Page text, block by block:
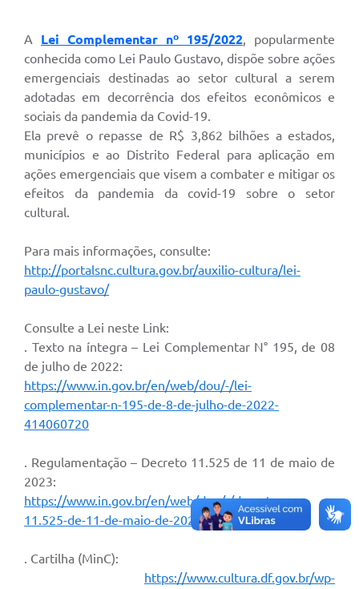
PLANO DIRETOR DO MUNICÍPIO DE GARÇA
SEBRAE Aqui
Inscrição para o Conselho Municipal dos Usuários dos
Serviços Públicos - COMUSP
Chamamento Público 2026
Memorial Santa Saustina
Súmulas Administrativas
CENTRAL DE ATENDIMENTO
Pré-Cadastro de Vacinação Antirrábica
Cultura
PGRS Digital
Consulta Pública Eletrônica Lei de Diretrizes Orçamentárias -
LDO - 2025
Credenciamento Feirantes
Concursos
Notícias
Nota Fiscal Eletrônica
Defesa Civil
A Lei Complementar nº 195/2022, popularmente
conhecida como Lei Paulo Gustavo, dispõe sobre ações
emergenciais destinadas ao setor cultural a serem
adotadas em decorrência dos efeitos econômicos e
sociais da pandemia da Covid-19.
Ela prevê o repasse de R$ 3,862 bilhões a estados,
municípios e ao Distrito Federal para aplicação em
ações emergenciais que visem a combater e mitigar os
efeitos da pandemia da covid-19 sobre o setor
cultural.
Para mais informações, consulte:
http://portalsnc.cultura.gov.br/auxilio-cultura/lei-
paulo-gustavo/
Consulte a Lei neste Link:
. Texto na íntegra – Lei Complementar N° 195, de 08
de julho de 2022:
https://www.in.gov.br/en/web/dou/-/lei-
complementar-n-195-de-8-de-julho-de-2022-
414060720
. Regulamentação – Decreto 11.525 de 11 de maio de
2023:
https://www.in.gov.br/en/web/dou/-/decreto-n-
11.525-de-11-de-maio-de-2023-482720690
. Cartilha (MinC):
https://www.cultura.df.gov.br/wp-